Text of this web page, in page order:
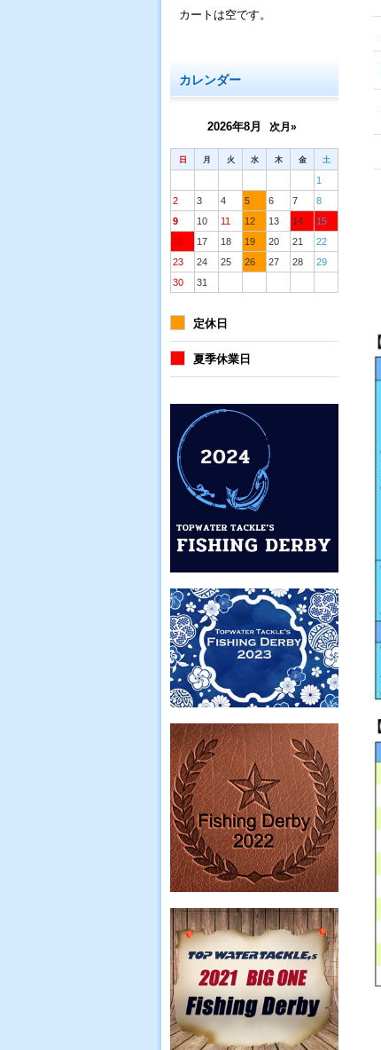
カートは空です。
カレンダー
2026年8月 次月»
日 月 火 水 木 金 土
1
2
3 4 5 6 7
8
9
10 11 12 13 14
15
16
17 18 19 20 21
22
23
24 25 26 27 28
29
30
31
定休日
夏季休業日